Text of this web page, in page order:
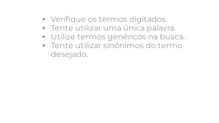
Verifique os termos digitados.
Tente utilizar uma única palavra.
Utilize termos genéricos na busca.
Tente utilizar sinônimos do termo
desejado.